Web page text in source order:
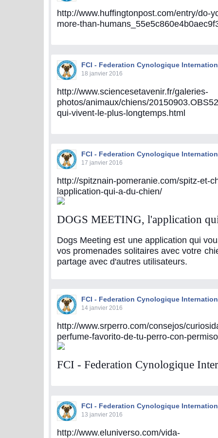
http://www.huffingtonpost.com/entry/do-
more-than-
FCI - Federation Cynologique
18 janvier 2016
http://www.sciencesetavenir.fr/galeries-
photos/animaux/chiens/
qui-vivent-le-plus-longtemps.html
FCI - Federation Cynologique
17 janvier 2016
http://spitznain-pomeranie.com/spitz-et-
lapplication-qui-a-du-chien/
DOGS MEETING, l'application
Dogs Meeting est une application qui
vos promenades solitaires avec votre
partage avec d'autres utilisateurs.
FCI - Federation Cynologique
14 janvier 2016
http://www.srperro.com/consejos/
perfume-favorito-de-tu-perro-con-
FCI - Federation Cynologique
FCI - Federation Cynologique
13 janvier 2016
http://www.eluniverso.com/vida-